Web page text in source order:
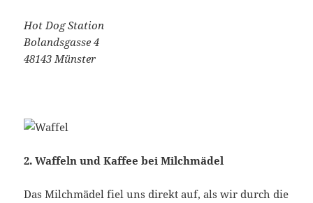
Hot Dog Station
Bolandsgasse 4
48143 Münster
2. Waffeln und Kaffee bei Milchmädel
Das Milchmädel fiel uns direkt auf, als wir durch die